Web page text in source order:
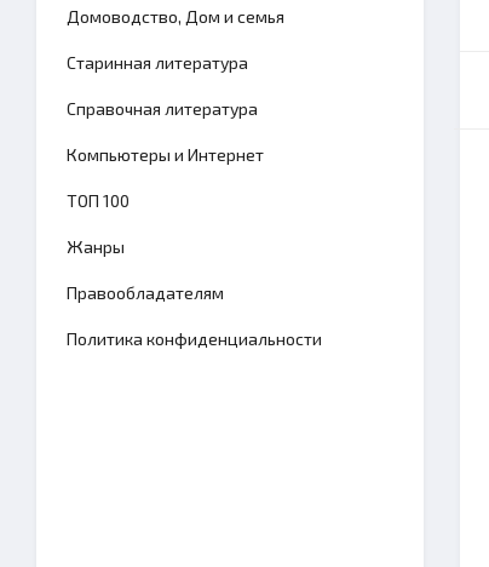
Домоводство, Дом и семья
Старинная литература
Справочная литература
Компьютеры и Интернет
TОП 100
Жанры
Правообладателям
Политика конфиденциальности